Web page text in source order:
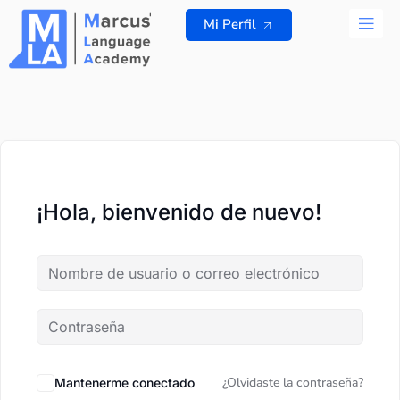
contenido
Mi Perfil
¡Hola, bienvenido de nuevo!
Mantenerme conectado ¿Olvidaste la contraseña?